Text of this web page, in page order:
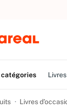
catégories Livres
Livres